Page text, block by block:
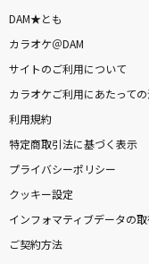
うたたね
Leina
バーニング・ラ
『リロ&スティッ
くちべにグラス
北沢麻衣
[生音]水に咲く花
DAM★とも
カラオケ＠DAM
サイトのご利用について
カラオケご利用にあたって
利用規約
特定商取引法に基づく表示
プライバシーポリシー
クッキー設定
インフォマティブデータの
ご契約方法